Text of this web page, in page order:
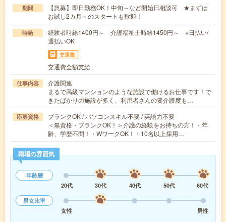
期間
【急募】即日勤務OK！中旬～など開始日相談可 ★まずは
お試し2カ月～のスタートも歓迎！
時給
経験者時給1400円～ 介護福祉士時給1450円～ ※日払い/
週払いOK
交通費
交通費全額支給
仕事内容
介護関連
まるで高級マンションのような施設で働けるお仕事です！で
きたばかりの施設が多く、利用者さんの要介護度も…
応募資格
ブランクOK / パソコンスキル不要 / 英語力不要
＜無資格・ブランクOK！＞介護の経験をお持ちの方！・年
齢、学歴不問！・WワークOK！・10名以上採用…
職場の雰囲気
年齢層
20代
30代 40代 50代
60代
男女比率
女性
男性